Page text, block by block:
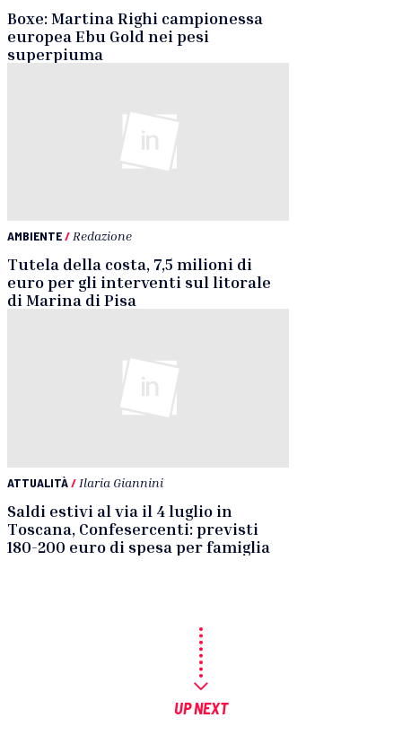
Boxe: Martina Righi campionessa
europea Ebu Gold nei pesi
superpiuma
AMBIENTE/ Redazione
Tutela della costa, 7,5 milioni di
euro per gli interventi sul litorale
di Marina di Pisa
ATTUALITÀ/ Ilaria Giannini
Saldi estivi al via il 4 luglio in
Toscana, Confesercenti: previsti
180-200 euro di spesa per famiglia
UP NEXT